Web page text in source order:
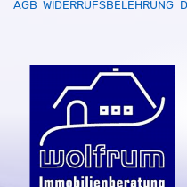
AGB WIDERRUFSBELEHRUNG